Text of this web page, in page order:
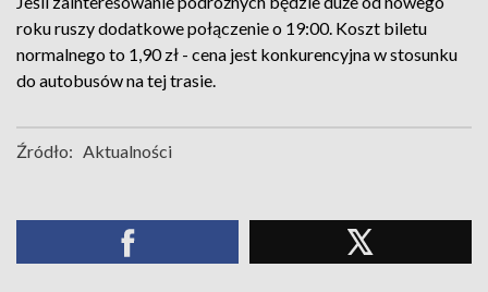
roku ruszy dodatkowe połączenie o 19:00. Koszt biletu
normalnego to 1,90 zł - cena jest konkurencyjna w stosunku
do autobusów na tej trasie.
Źródło: Aktualności